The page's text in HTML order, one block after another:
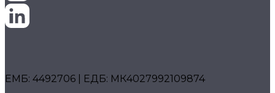
ЕМБ: 4492706 | ЕДБ: МК4027992109874